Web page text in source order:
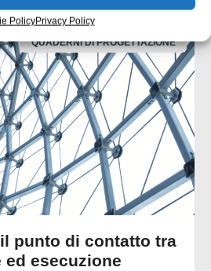
PolicyPrivacy Policy
CORRELATI
QUADERNI DI PROGETTAZIONE
il punto di contatto tra
ed esecuzione